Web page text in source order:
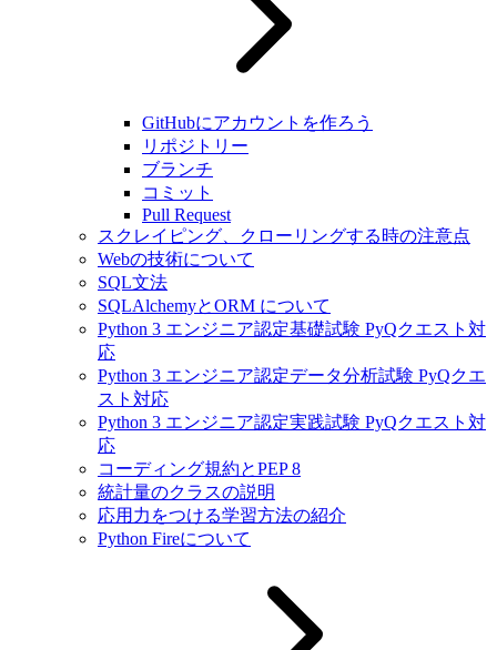
GitHubにアカウントを作ろう
リポジトリー
ブランチ
コミット
Pull Request
スクレイピング、クローリングする時の注意点
Webの技術について
SQL文法
SQLAlchemyとORM について
Python 3 エンジニア認定基礎試験 PyQクエスト対
応
Python 3 エンジニア認定データ分析試験 PyQクエ
スト対応
Python 3 エンジニア認定実践試験 PyQクエスト対
応
コーディング規約とPEP 8
統計量のクラスの説明
応用力をつける学習方法の紹介
Python Fireについて